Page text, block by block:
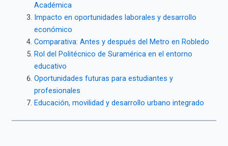
Académica
Impacto en oportunidades laborales y desarrollo
económico
Comparativa: Antes y después del Metro en Robledo
Rol del Politécnico de Suramérica en el entorno
educativo
Oportunidades futuras para estudiantes y
profesionales
Educación, movilidad y desarrollo urbano integrado